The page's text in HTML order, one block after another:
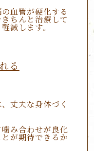
血管が硬化する
ちんと治療して
減します。
る
丈夫な身体づく
み合わせが良化
が期待できるか